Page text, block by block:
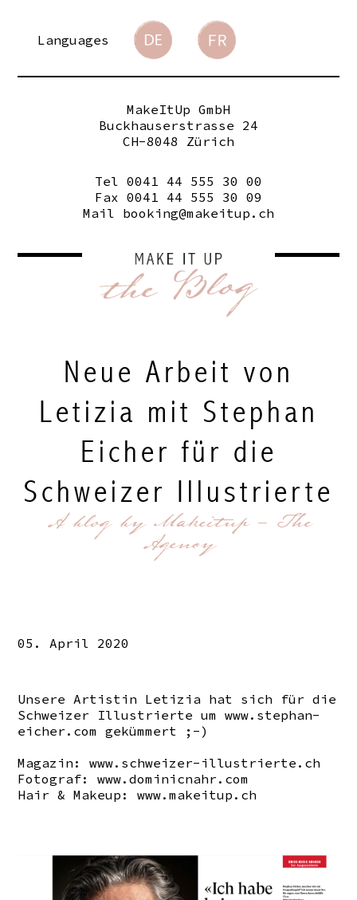
Languages
MakeItUp GmbH
Buckhauserstrasse 24
CH-8048 Zürich
Tel 0041 44 555 30 00
Fax 0041 44 555 30 09
Mail booking@makeitup.ch
Neue Arbeit von
Letizia mit Stephan
Eicher für die
Schweizer Illustrierte
A blog by Makeitup - The
Agency
05. April 2020
Unsere Artistin Letizia hat sich für die
Schweizer Illustrierte umwww.stephan-
eicher.com gekümmert ;-)
Magazin:www.schweizer-illustrierte.ch
Fotograf:www.dominicnahr.com
Hair & Makeup:www.makeitup.ch